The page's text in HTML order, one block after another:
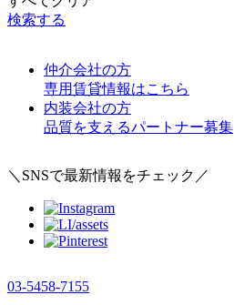
検索する
仲介会社の方
専用賃貸情報はこちら
内装会社の方
品質を支えるパートナー募集
＼SNSで最新情報をチェック／
03-5458-7155